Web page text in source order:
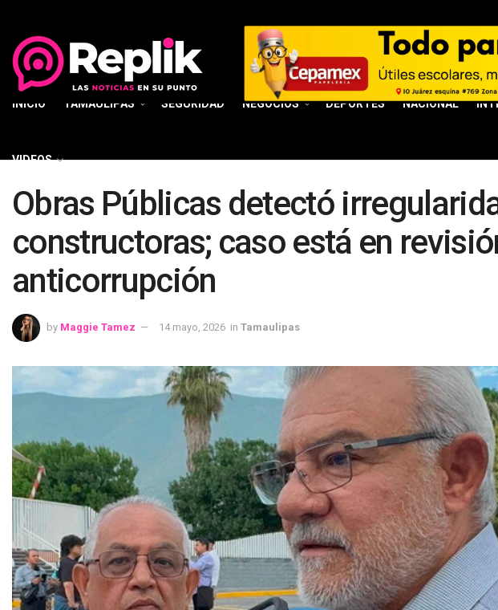
INICIO TAMAULIPAS SEGURIDAD NEGOCIOS DEPORTES NACIONAL
VIDEOS
Obras Públicas detectó
constructoras; caso está en
anticorrupción
by Maggie Tamez 14 mayo, 2026 in Tamaulipas